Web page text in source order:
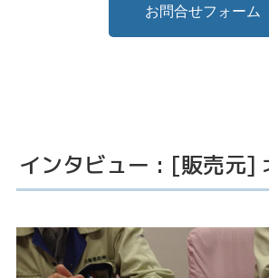
お問合せフォーム
インタビュー : [販売元]